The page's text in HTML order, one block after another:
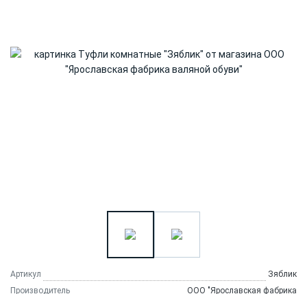
Артикул
Зяблик
Производитель
ООО "Ярославская фабрика